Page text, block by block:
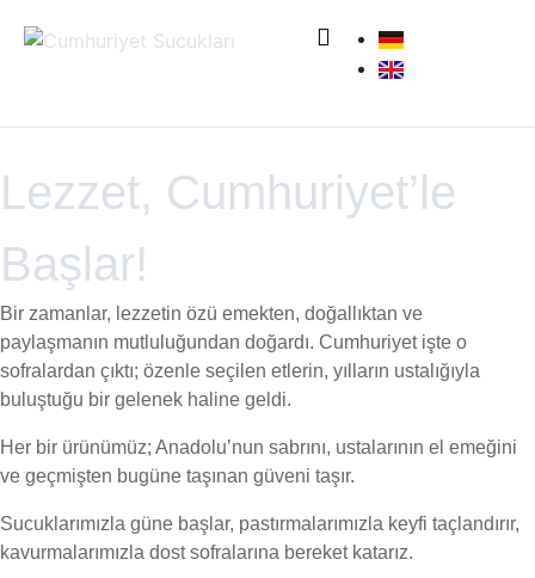
Lezzet, Cumhuriyet’le
Başlar!
Bir zamanlar, lezzetin özü emekten, doğallıktan ve
paylaşmanın mutluluğundan doğardı. Cumhuriyet işte o
sofralardan çıktı; özenle seçilen etlerin, yılların ustalığıyla
buluştuğu bir gelenek haline geldi.
Her bir ürünümüz; Anadolu’nun sabrını, ustalarının el emeğini
ve geçmişten bugüne taşınan güveni taşır.
Sucuklarımızla güne başlar, pastırmalarımızla keyfi taçlandırır,
kavurmalarımızla dost sofralarına bereket katarız.